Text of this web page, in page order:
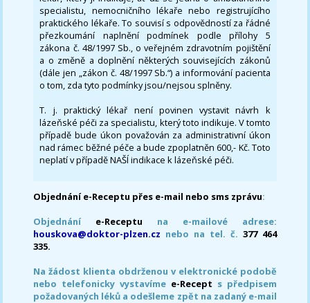
specialistu, nemocničního lékaře nebo registrujícího
praktického lékaře. To souvisí s odpovědností za řádné
přezkoumání naplnění podmínek podle přílohy 5
zákona č. 48/1997 Sb., o veřejném zdravotním pojištění
a o změně a doplnění některých souvisejících zákonů
(dále jen „zákon č. 48/1997 Sb.“) a informování pacienta
o tom, zda tyto podmínky jsou/nejsou splněny.
T. j. praktický lékař není povinen vystavit návrh k
lázeňské péči za specialistu, který toto indikuje. V tomto
případě bude úkon považován za administrativní úkon
nad rámec běžné péče a bude zpoplatněn 600,- Kč. Toto
neplatí v případě NAŠÍ indikace k lázeňské péči.
Objednání e-Receptu přes e-mail nebo sms zprávu:
Objednání e-Receptu na e-mailové adrese:
houskova@doktor-plzen.cz nebo na tel. č. 377 464
335.
Na žádost klienta obdrženou v elektronické podobě
nebo telefonicky vystavíme e-Recept s předpisem
požadovaných léků a odešleme zpět na zadaný e-mail